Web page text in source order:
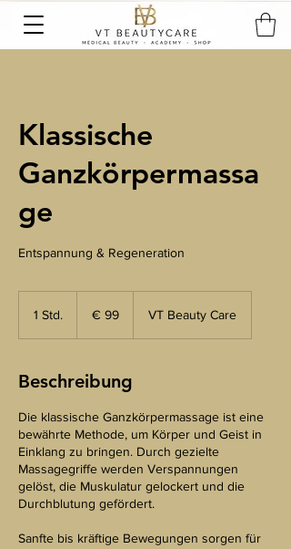
Klassische
Ganzkörpermassa
ge
Entspannung & Regeneration
1 Std. € 99 VT Beauty Care
Beschreibung
Die klassische Ganzkörpermassage ist eine
bewährte Methode, um Körper und Geist in
Einklang zu bringen. Durch gezielte
Massagegriffe werden Verspannungen
gelöst, die Muskulatur gelockert und die
Durchblutung gefördert.
Sanfte bis kräftige Bewegungen sorgen für